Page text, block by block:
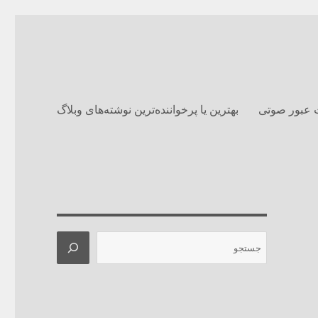
عبور صوتی بهترین یا پرخواننده‌ترین نوشته‌های وبلاگ‌